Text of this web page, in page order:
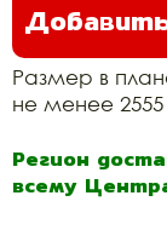
Размер в
не менее
Регион
всему